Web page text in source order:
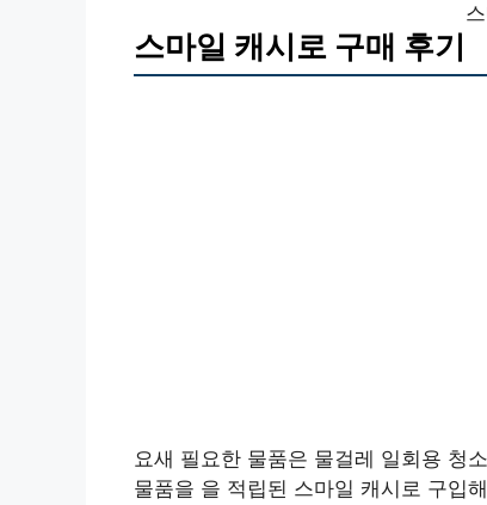
스마일 캐시로 구매 후기
요새 필요한 물품은 물걸레 일회용 청
물품을 을 적립된 스마일 캐시로 구입